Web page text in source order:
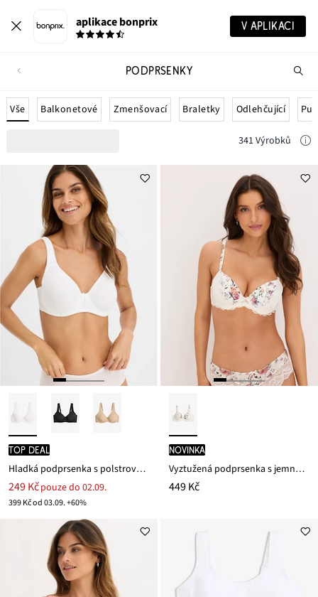
aplikace bonprix V APLIKACI
PODPRSENKY
Vše Balkonetové Zmenšovací Braletky Odlehčující
341 Výrobků
TOP DEAL
Hladká podprsenka s polstrovanými ramínky
249 Kčpouze do 02.09.
399 Kč od 03.09. +60%
novinka
Vyztužená podprsenka s jemnou krajkou
449 Kč